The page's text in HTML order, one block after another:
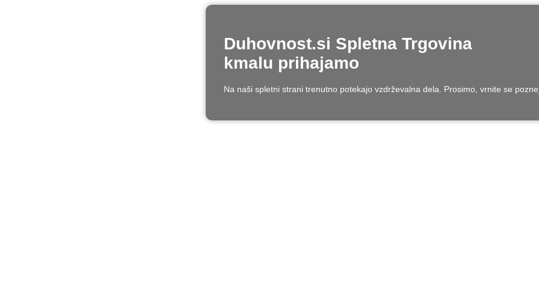
Duhovnost.si Spletna Trgovina
kmalu prihajamo
Na naši spletni strani trenutno potekajo vzdrževalna dela. Prosimo, vrnite se